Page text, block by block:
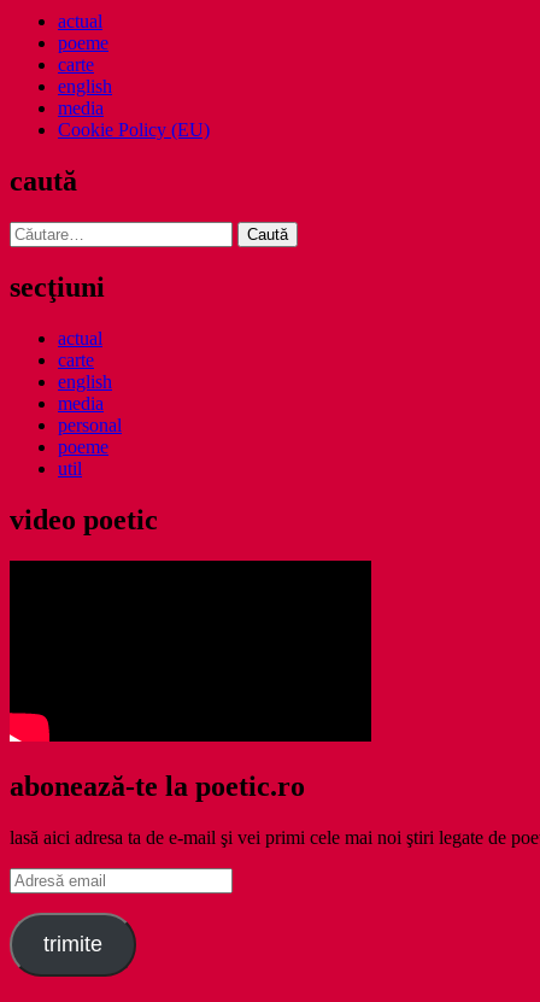
actual
poeme
carte
english
media
Cookie Policy (EU)
caută
Caută
după:
secţiuni
actual
carte
english
media
personal
poeme
util
video poetic
abonează-te la poetic.ro
lasă aici adresa ta de e-mail şi vei primi cele mai noi ştiri legate de
Adresă
email
trimite